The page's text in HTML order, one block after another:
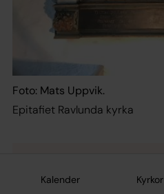
Kalender Kyrkor
Foto: Mats Uppvik.
Epitafiet Ravlunda kyrka
Liselotte Borg Kauppi)